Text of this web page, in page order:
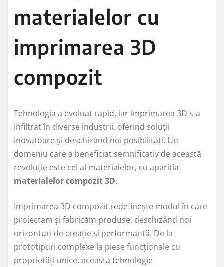
materialelor cu
imprimarea 3D
compozit
Tehnologia a evoluat rapid, iar imprimarea 3D s-a
infiltrat în diverse industrii, oferind soluții
inovatoare și deschizând noi posibilități. Un
domeniu care a beneficiat semnificativ de această
revoluție este cel al materialelor, cu apariția
materialelor compozit 3D.
Imprimarea 3D compozit redefinește modul în care
proiectam și fabricăm produse, deschizând noi
orizonturi de creație și performanță. De la
prototipuri complexe la piese funcționale cu
proprietăți unice, această tehnologie